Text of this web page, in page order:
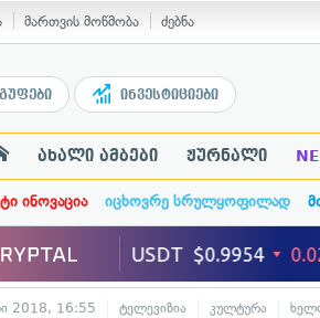
მართვის მოწმობა ძებნა
ინვესტიციები
ახალი ამბები ჟურნალი NE
ინოვაცია იცხოვრე სრულყოფილად
2018, 16:55 ტელევიზია კულტურა